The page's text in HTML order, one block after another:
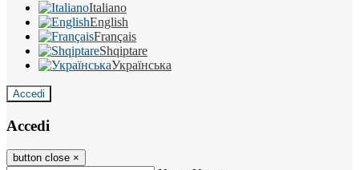
Italiano
English
Français
Shqiptare
Українська
Accedi
Accedi
button close ×